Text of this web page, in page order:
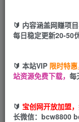
学浪计划，从入驻
🔰 内容涵盖网赚项
每日稳定更新20-50
🔰 本站VIP 限时特惠
站资源免费下载， 每
🔰 宝创网开放加盟
长微信：bcw8800